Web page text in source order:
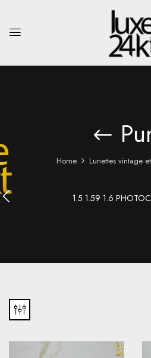
Home Lunettes vintage
1.5 1.59 1.6